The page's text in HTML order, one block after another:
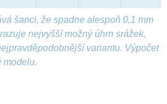
šanci, že spadne alespoň 0,1 mm
nejvyšší možný úhrn srážek,
variantu. Výpočet
modelu.